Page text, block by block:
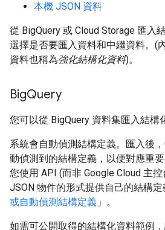
本機 JSON 資料
從 BigQuery 或 Cloud Storage 匯入
選擇是否要匯入資料和中繼資料。(
資料也稱為強化結構化資料)。
BigQuery
您可以從 BigQuery 資料集匯入結構
系統會自動偵測結構定義。匯入後
動偵測到的結構定義，以便對應重
您使用 API (而非 Google Cloud 主
JSON 物件的形式提供自己的結構
或自動偵測結構定義 」。
如需可公開取得的結構化資料範例